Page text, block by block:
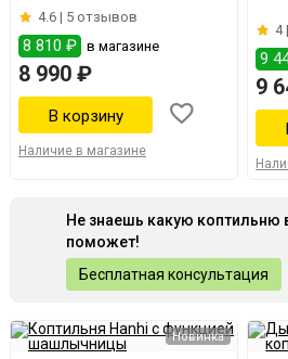
4.6 | 5 отзывов
8 810 ₽ в магазине
8 990 ₽
Наличие в магазине
4 |
9
9
Не знаешь какую коптильню
поможет!
Бесплатная консультация
Новинка